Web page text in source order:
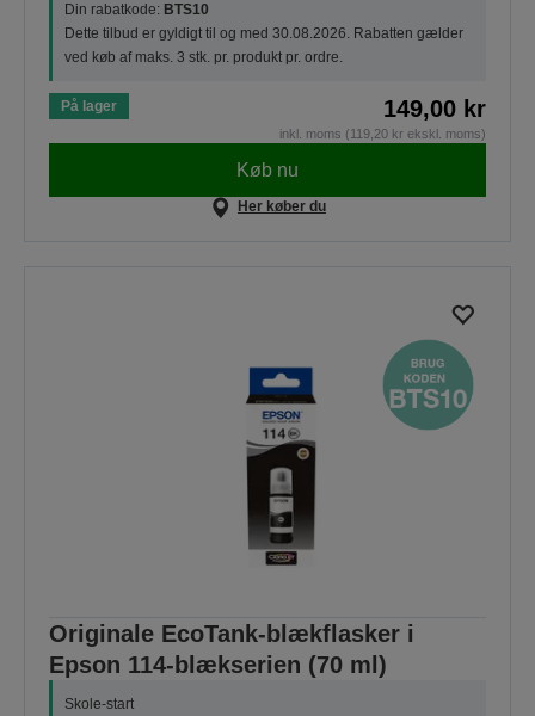
Din rabatkode: BTS10
Dette tilbud er gyldigt til og med 30.08.2026. Rabatten gælder
ved køb af maks. 3 stk. pr. produkt pr. ordre.
På lager 149,00 kr
inkl. moms (119,20 kr ekskl. moms)
Køb nu
Her køber du
Originale EcoTank-blækflasker i
Epson 114-blækserien (70 ml)
Skole-start